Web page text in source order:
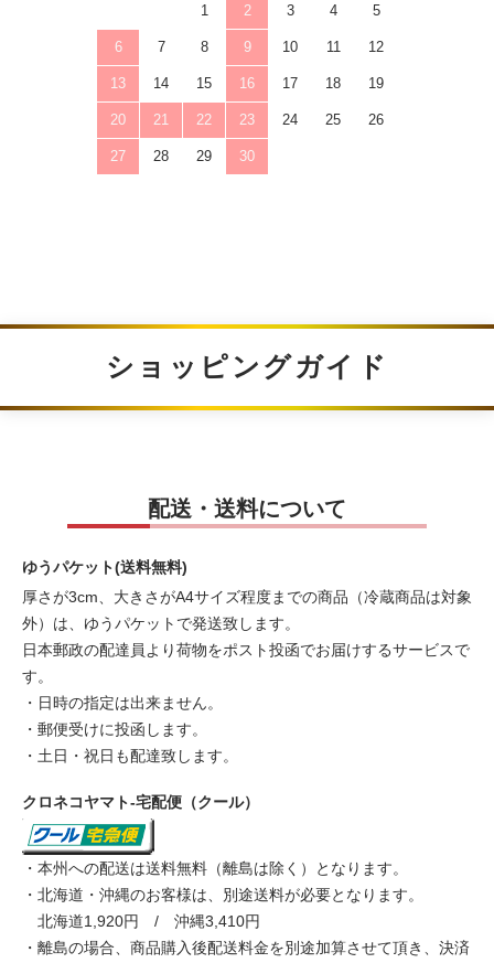
1 2 3 4 5
6 7 8 9 10 11 12
13 14 15 16 17 18 19
20 21 22 23 24 25 26
27 28 29 30
ショッピングガイド
配送・送料について
ゆうパケット(送料無料)
厚さが3cm、大きさがA4サイズ程度までの商品（冷蔵商品は対象
外）は、ゆうパケットで発送致します。
日本郵政の配達員より荷物をポスト投函でお届けするサービスで
す。
・日時の指定は出来ません。
・郵便受けに投函します。
・土日・祝日も配達致します。
クロネコヤマト-宅配便（クール）
・本州への配送は送料無料（離島は除く）となります。
・北海道・沖縄のお客様は、別途送料が必要となります。
北海道1,920円 / 沖縄3,410円
・離島の場合、商品購入後配送料金を別途加算させて頂き、決済